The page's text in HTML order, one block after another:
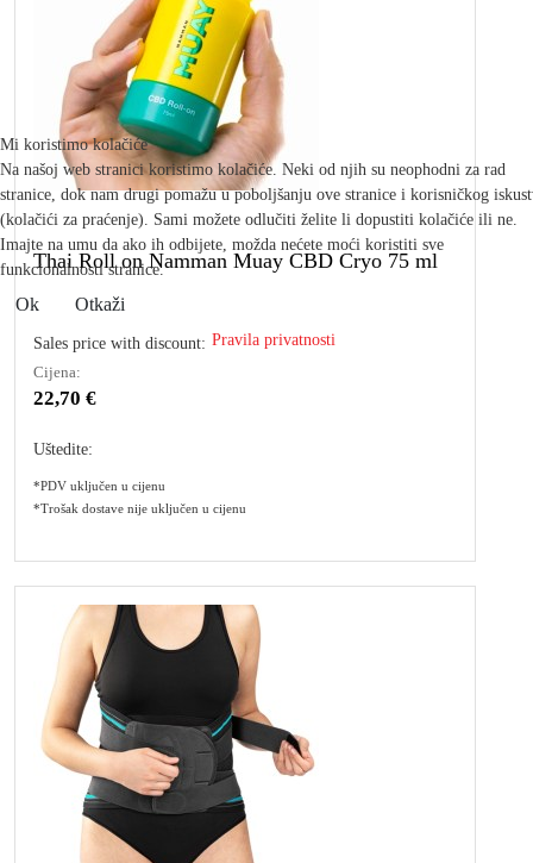
Thai Roll on Namman Muay CBD Cryo 75 ml
Sales price with discount:
Cijena:
22,70 €
Uštedite:
*PDV uključen u cijenu
*Trošak dostave nije uključen u cijenu
Mi koristimo kolačiće
Na našoj web stranici koristimo kolačiće. Neki od njih su neophodni za rad
stranice, dok nam drugi pomažu u poboljšanju ove stranice i korisničkog
(kolačići za praćenje). Sami možete odlučiti želite li dopustiti kolačiće ili ne.
Imajte na umu da ako ih odbijete, možda nećete moći koristiti sve
funkcionalnosti stranice.
Ok Otkaži
Pravila privatnosti